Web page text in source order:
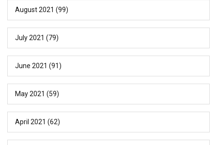
August 2021 (99)
July 2021 (79)
June 2021 (91)
May 2021 (59)
April 2021 (62)